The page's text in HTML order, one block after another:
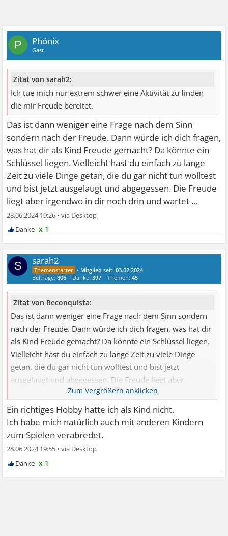
P Phönix
Gast
Zitat von sarah2:
Ich tue mich nur extrem schwer eine Aktivität zu finden
die mir Freude bereitet.
Das ist dann weniger eine Frage nach dem Sinn
sondern nach der Freude. Dann würde ich dich fragen,
was hat dir als Kind Freude gemacht? Da könnte ein
Schlüssel liegen. Vielleicht hast du einfach zu lange
Zeit zu viele Dinge getan, die du gar nicht tun wolltest
und bist jetzt ausgelaugt und abgegessen. Die Freude
liegt aber irgendwo in dir noch drin und wartet …
28.06.2024 19:26 •
x 1
S sarah2
• Mitglied seit:03.02.2024
Beiträge:806 Danke:397 Themen:45
Zitat von Reconquista:
Das ist dann weniger eine Frage nach dem Sinn sondern
nach der Freude. Dann würde ich dich fragen, was hat dir
als Kind Freude gemacht? Da könnte ein Schlüssel liegen.
Vielleicht hast du einfach zu lange Zeit zu viele Dinge
getan, die du gar nicht tun wolltest und bist jetzt
ausgelaugt und abgegessen. Die Freude liegt aber
irgendwo in dir noch drin und wartet …
Ein richtiges Hobby hatte ich als Kind nicht.
Ich habe mich natürlich auch mit anderen Kindern
zum Spielen verabredet.
28.06.2024 19:55 •
x 1